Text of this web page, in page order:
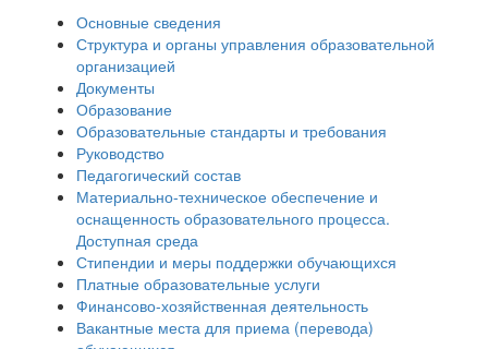
Основные сведения
Структура и органы управления образовательной
организацией
Документы
Образование
Образовательные стандарты и требования
Руководство
Педагогический состав
Материально-техническое обеспечение и
оснащенность образовательного процесса.
Доступная среда
Стипендии и меры поддержки обучающихся
Платные образовательные услуги
Финансово-хозяйственная деятельность
Вакантные места для приема (перевода)